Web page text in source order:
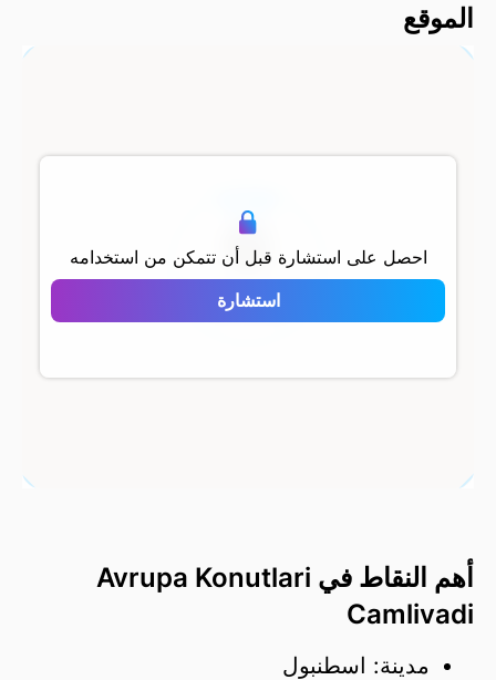
الموقع
احصل على استشارة قبل أن تتمكن من استخدامه
استشارة
Avrupa Konutlari
Camlivadi
أهم النقاط في Avrupa Konutlari
Camlivadi
مدينة: اسطنبول